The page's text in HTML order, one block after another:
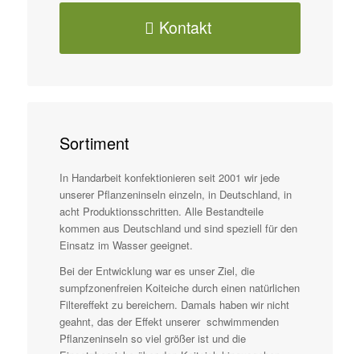
Kontakt
Sortiment
In Handarbeit konfektionieren seit 2001 wir jede
unserer Pflanzeninseln einzeln, in Deutschland, in
acht Produktionsschritten. Alle Bestandteile
kommen aus Deutschland und sind speziell für den
Einsatz im Wasser geeignet.
Bei der Entwicklung war es unser Ziel, die
sumpfzonenfreien Koiteiche durch einen natürlichen
Filtereffekt zu bereichern. Damals haben wir nicht
geahnt, das der Effekt unserer schwimmenden
Pflanzeninseln so viel größer ist und die